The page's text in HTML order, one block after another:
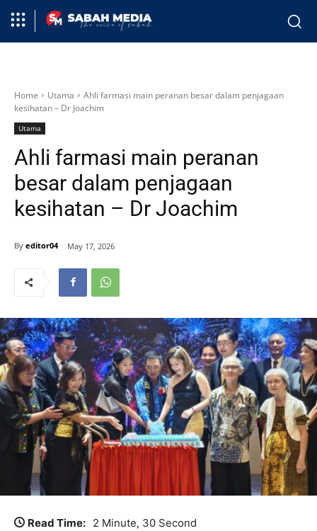
Home Utama
Ahli farmasi main peranan besar dalam penjagaan
kesihatan – Dr Joachim
Utama
Ahli farmasi main peranan
besar dalam penjagaan
kesihatan – Dr Joachim
By editor04 May 17, 2026
Read Time: 2 Minute, 30 Second